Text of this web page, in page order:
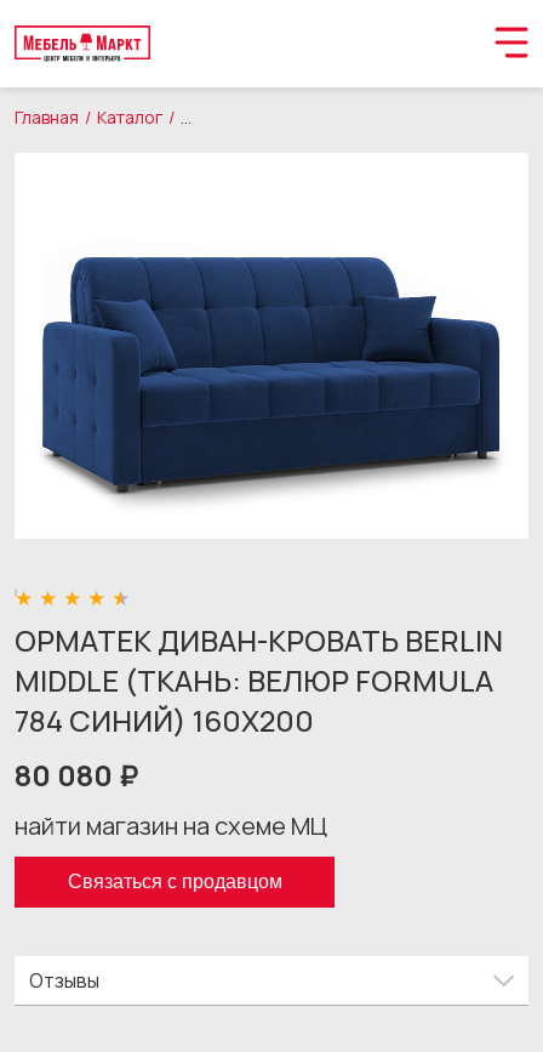
Главная Каталог Мягкая мебель
ОРМАТЕК ДИВАН-КРОВАТЬ BERLIN
MIDDLE (ТКАНЬ: ВЕЛЮР FORMULA
784 СИНИЙ) 160X200
80 080 ₽
найти магазин на схеме МЦ
Связаться с продавцом
Отзывы
Обращение принято
В ближайшее время мы свяжемся с вами